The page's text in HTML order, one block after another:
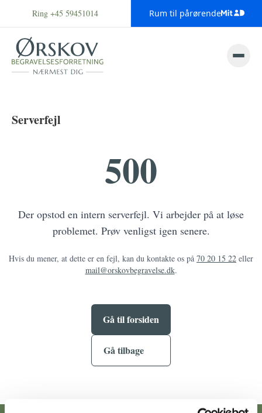
Ring +45 59451014 Rum til pårørende
Serverfejl
500
Der opstod en intern serverfejl. Vi arbejder på at løse
problemet. Prøv venligst igen senere.
Hvis du mener, at dette er en fejl, kan du kontakte os på 70 20 15 22 eller
mail@orskovbegravelse.dk.
Gå til forsiden
Gå tilbage